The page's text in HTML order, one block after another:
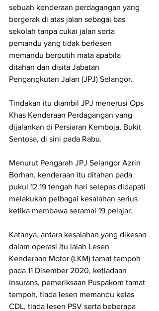
sebuah kenderaan perdagangan yang
bergerak di atas jalan sebagai bas
sekolah tanpa cukai jalan serta
pemandu yang tidak berlesen
memandu berputih mata apabila
ditahan dan disita Jabatan
Pengangkutan Jalan (JPJ) Selangor.
Tindakan itu diambil JPJ menerusi Ops
Khas Kenderaan Perdagangan yang
dijalankan di Persiaran Kemboja, Bukit
Sentosa, di sini pada Rabu.
Menurut Pengarah JPJ Selangor Azrin
Borhan, kenderaan itu ditahan pada
pukul 12.19 tengah hari selepas didapati
melakukan pelbagai kesalahan serius
ketika membawa seramai 19 pelajar.
Katanya, antara kesalahan yang dikesan
dalam operasi itu ialah Lesen
Kenderaan Motor (LKM) tamat tempoh
pada 11 Disember 2020, ketiadaan
insurans, pemeriksaan Puspakom tamat
tempoh, tiada lesen memandu kelas
CDL, tiada lesen PSV serta beberapa